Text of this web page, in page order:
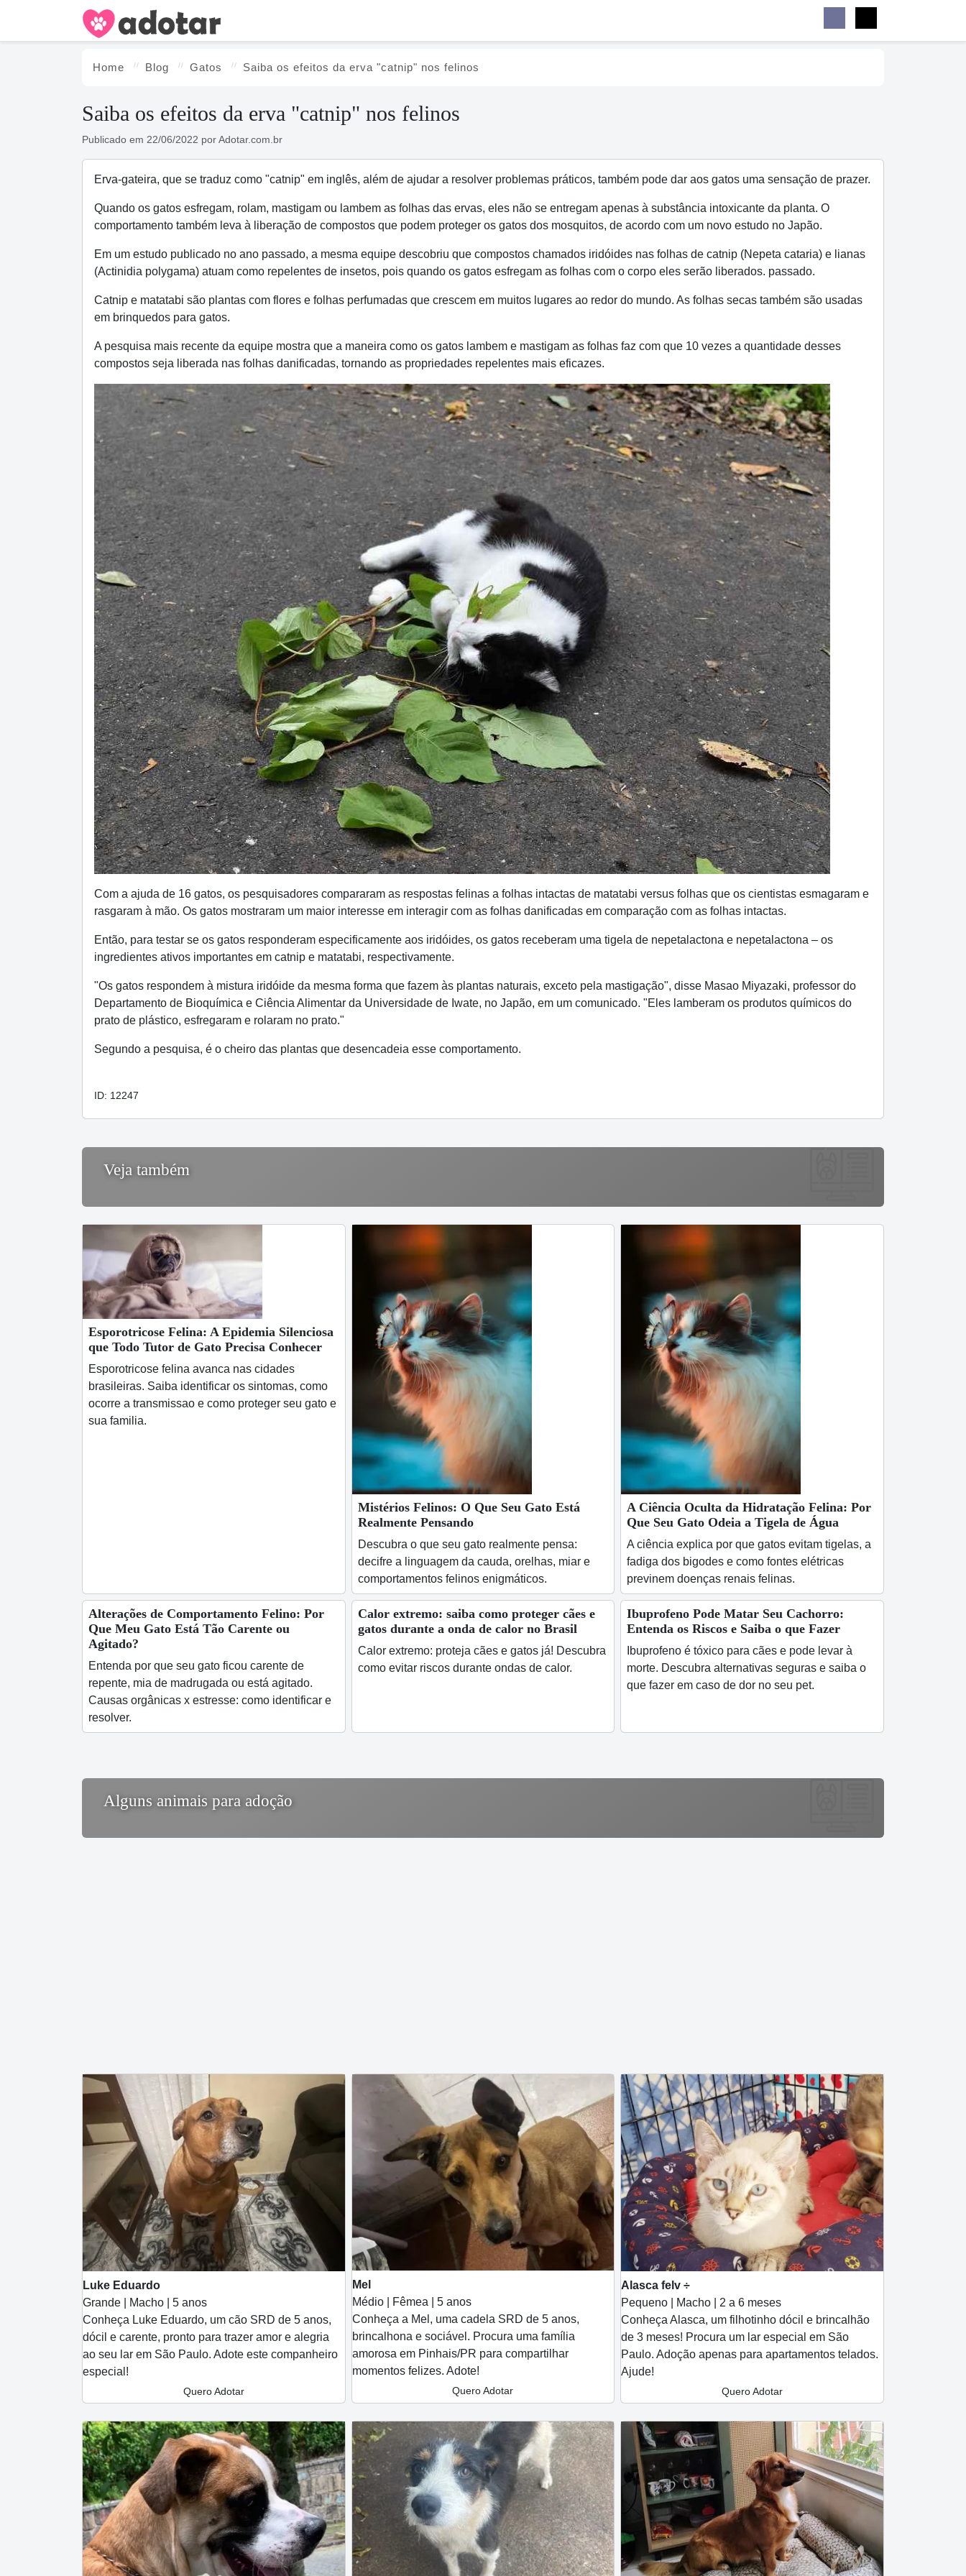
Home Blog Gatos Saiba os efeitos da erva "catnip" nos felinos
Saiba os efeitos da erva "catnip" nos felinos
Publicado em 22/06/2022 porAdotar.com.br
Erva-gateira, que se traduz como "catnip" em inglês, além de ajudar a resolver problemas práticos, também pode dar aos gatos uma sensação de prazer.
Quando os gatos esfregam, rolam, mastigam ou lambem as folhas das ervas, eles não se entregam apenas à substância intoxicante da planta. O
comportamento também leva à liberação de compostos que podem proteger os gatos dos mosquitos, de acordo com um novo estudo no Japão.
Em um estudo publicado no ano passado, a mesma equipe descobriu que compostos chamados iridóides nas folhas de catnip (Nepeta cataria) e lianas
(Actinidia polygama) atuam como repelentes de insetos, pois quando os gatos esfregam as folhas com o corpo eles serão liberados. passado.
Catnip e matatabi são plantas com flores e folhas perfumadas que crescem em muitos lugares ao redor do mundo. As folhas secas também são usadas
em brinquedos para gatos.
A pesquisa mais recente da equipe mostra que a maneira como os gatos lambem e mastigam as folhas faz com que 10 vezes a quantidade desses
compostos seja liberada nas folhas danificadas, tornando as propriedades repelentes mais eficazes.
Com a ajuda de 16 gatos, os pesquisadores compararam as respostas felinas a folhas intactas de matatabi versus folhas que os cientistas esmagaram e
rasgaram à mão. Os gatos mostraram um maior interesse em interagir com as folhas danificadas em comparação com as folhas intactas.
Então, para testar se os gatos responderam especificamente aos iridóides, os gatos receberam uma tigela de nepetalactona e nepetalactona – os
ingredientes ativos importantes em catnip e matatabi, respectivamente.
"Os gatos respondem à mistura iridóide da mesma forma que fazem às plantas naturais, exceto pela mastigação", disse Masao Miyazaki, professor do
Departamento de Bioquímica e Ciência Alimentar da Universidade de Iwate, no Japão, em um comunicado. "Eles lamberam os produtos químicos do
prato de plástico, esfregaram e rolaram no prato."
Segundo a pesquisa, é o cheiro das plantas que desencadeia esse comportamento.
ID: 12247
Veja também
Esporotricose Felina: A Epidemia Silenciosa
que Todo Tutor de Gato Precisa Conhecer
Esporotricose felina avanca nas cidades
brasileiras. Saiba identificar os sintomas, como
ocorre a transmissao e como proteger seu gato e
sua familia.
Mistérios Felinos: O Que Seu Gato Está
Realmente Pensando
Descubra o que seu gato realmente pensa:
decifre a linguagem da cauda, orelhas, miar e
comportamentos felinos enigmáticos.
A Ciência Oculta da Hidratação Felina: Por
Que Seu Gato Odeia a Tigela de Água
A ciência explica por que gatos evitam tigelas, a
fadiga dos bigodes e como fontes elétricas
previnem doenças renais felinas.
Alterações de Comportamento Felino: Por
Que Meu Gato Está Tão Carente ou
Agitado?
Entenda por que seu gato ficou carente de
repente, mia de madrugada ou está agitado.
Causas orgânicas x estresse: como identificar e
resolver.
Calor extremo: saiba como proteger cães e
gatos durante a onda de calor no Brasil
Calor extremo: proteja cães e gatos já! Descubra
como evitar riscos durante ondas de calor.
Ibuprofeno Pode Matar Seu Cachorro:
Entenda os Riscos e Saiba o que Fazer
Ibuprofeno é tóxico para cães e pode levar à
morte. Descubra alternativas seguras e saiba o
que fazer em caso de dor no seu pet.
Alguns animais para adoção
Luke Eduardo
Grande | Macho | 5 anos
Conheça Luke Eduardo, um cão SRD de 5 anos,
dócil e carente, pronto para trazer amor e alegria
ao seu lar em São Paulo. Adote este companheiro
especial!
Quero Adotar
Mel
Médio | Fêmea | 5 anos
Conheça a Mel, uma cadela SRD de 5 anos,
brincalhona e sociável. Procura uma família
amorosa em Pinhais/PR para compartilhar
momentos felizes. Adote!
Quero Adotar
Alasca felv ÷
Pequeno | Macho | 2 a 6 meses
Conheça Alasca, um filhotinho dócil e brincalhão
de 3 meses! Procura um lar especial em São
Paulo. Adoção apenas para apartamentos telados.
Ajude!
Quero Adotar